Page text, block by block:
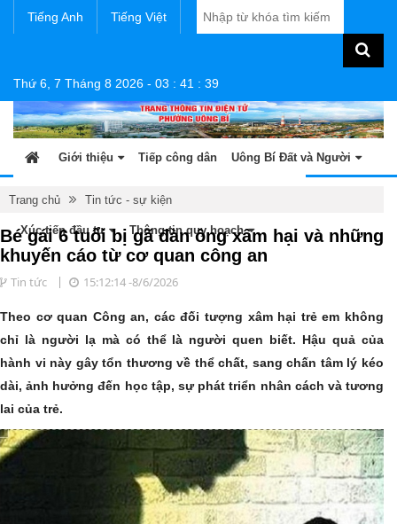
Tiếng Anh Tiếng Việt
Thứ 6, 7 Tháng 8 2026 - 03 : 41 : 39
Giới thiệu Tiếp công dân Uông Bí Đất và Người
Tin tức - sự kiện Sản phẩm OCOP
Xúc tiến đầu tư Thông tin quy hoạch
Trang chủ Tin tức - sự kiện
Bé gái 6 tuổi bị gã đàn ông xâm hại và những
khuyến cáo từ cơ quan công an
Tin tức 15:12:14 -8/6/2026
Theo cơ quan Công an, các đối tượng xâm hại trẻ em không
chỉ là người lạ mà có thể là người quen biết. Hậu quả của
hành vi này gây tổn thương về thể chất, sang chấn tâm lý kéo
dài, ảnh hưởng đến học tập, sự phát triển nhân cách và tương
lai của trẻ.